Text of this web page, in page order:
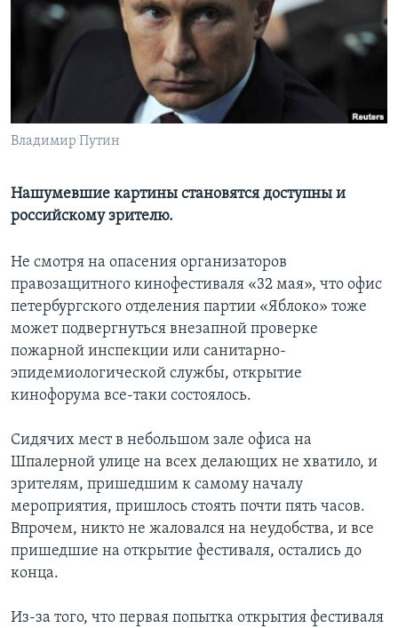
Learning English
СОЦИАЛЬНЫЕ СЕТИ
Владимир Путин
Нашумевшие картины становятся доступны и
российскому зрителю.
Не смотря на опасения организаторов
правозащитного кинофестиваля «32 мая», что офис
петербургского отделения партии «Яблоко» тоже
может подвергнуться внезапной проверке
пожарной инспекции или санитарно-
эпидемиологической службы, открытие
кинофорума все-таки состоялось.
Сидячих мест в небольшом зале офиса на
Шпалерной улице на всех делающих не хватило, и
зрителям, пришедшим к самому началу
мероприятия, пришлось стоять почти пять часов.
Впрочем, никто не жаловался на неудобства, и все
пришедшие на открытие фестиваля, остались до
конца.
Из-за того, что первая попытка открытия фестиваля